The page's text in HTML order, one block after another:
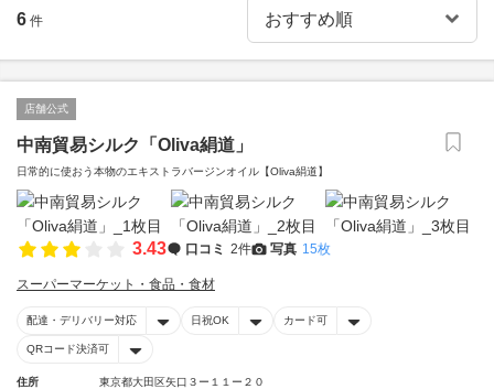
6 件
店舗公式
中南貿易シルク「Oliva絹道」
日常的に使おう本物のエキストラバージンオイル【Oliva絹道】
3.43 口コミ 2件 写真 15枚
スーパーマーケット・食品・食材
配達・デリバリー対応 日祝OK カード可
QRコード決済可
住所
東京都大田区矢口３ー１１ー２０